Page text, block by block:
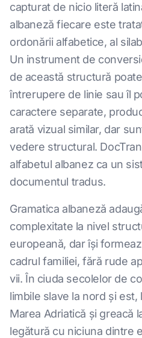
capturat de nicio literă
albaneză fiecare este
ordonării alfabetice, al
Un instrument de
de această structură
întrerupere de linie sau îl
caractere separate,
arată vizual similar, dar
vedere structural.
alfabetul albanez ca un
documentul tradus.
Gramatica albaneză
complexitate la nivel
europeană, dar își
cadrul familiei, fără rude
vii. În ciuda secolelor de
limbile slave la nord și
Marea Adriatică și greacă
legătură cu niciuna dintre